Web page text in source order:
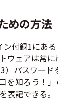
めの方法
付録1にあ
ウェアは常
）パスワー
を知ろう！
表記できる。